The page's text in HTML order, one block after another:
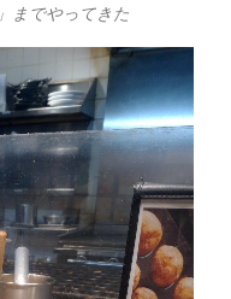
までやってきた